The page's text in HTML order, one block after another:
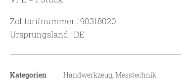
Zolltarifnummer : 90318020
Ursprungsland : DE
Kategorien Handwerkzeug,Messtechnik